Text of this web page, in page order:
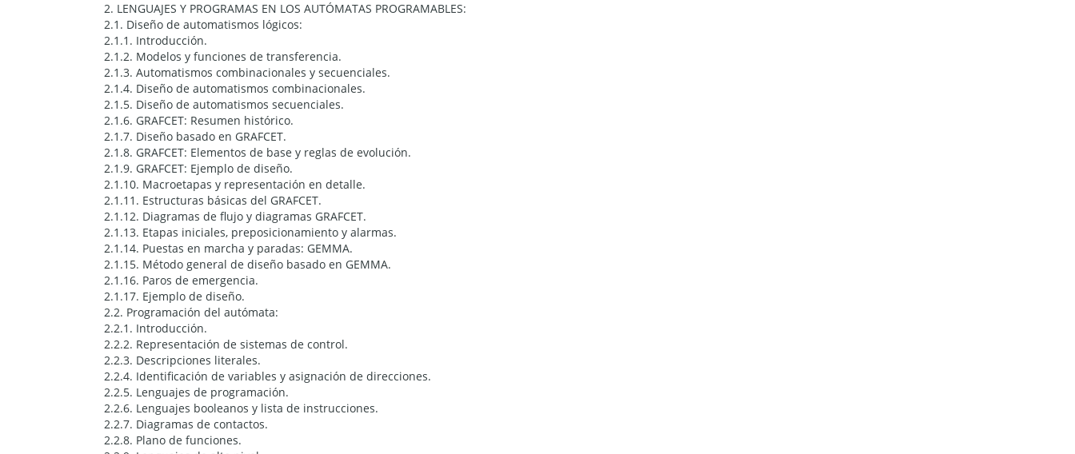
2. LENGUAJES Y PROGRAMAS EN LOS AUTÓMATAS PROGRAMABLES:
2.1. Diseño de automatismos lógicos:
2.1.1. Introducción.
2.1.2. Modelos y funciones de transferencia.
2.1.3. Automatismos combinacionales y secuenciales.
2.1.4. Diseño de automatismos combinacionales.
2.1.5. Diseño de automatismos secuenciales.
2.1.6. GRAFCET: Resumen histórico.
2.1.7. Diseño basado en GRAFCET.
2.1.8. GRAFCET: Elementos de base y reglas de evolución.
2.1.9. GRAFCET: Ejemplo de diseño.
2.1.10. Macroetapas y representación en detalle.
2.1.11. Estructuras básicas del GRAFCET.
2.1.12. Diagramas de flujo y diagramas GRAFCET.
2.1.13. Etapas iniciales, preposicionamiento y alarmas.
2.1.14. Puestas en marcha y paradas: GEMMA.
2.1.15. Método general de diseño basado en GEMMA.
2.1.16. Paros de emergencia.
2.1.17. Ejemplo de diseño.
2.2. Programación del autómata:
2.2.1. Introducción.
2.2.2. Representación de sistemas de control.
2.2.3. Descripciones literales.
2.2.4. Identificación de variables y asignación de direcciones.
2.2.5. Lenguajes de programación.
2.2.6. Lenguajes booleanos y lista de instrucciones.
2.2.7. Diagramas de contactos.
2.2.8. Plano de funciones.